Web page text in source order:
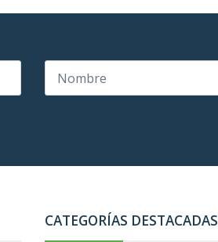
CATEGORÍAS DESTACADAS